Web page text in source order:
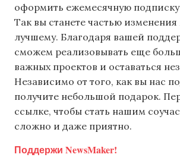
оформить ежемесячную
Так вы станете частью
лучшему. Благодаря вашей
сможем реализовывать еще
важных проектов и оставаться
Независимо от того, как вы нас
получите небольшой подарок.
ссылке, чтобы стать нашим
сложно и даже приятно.
Поддержи NewsMaker!